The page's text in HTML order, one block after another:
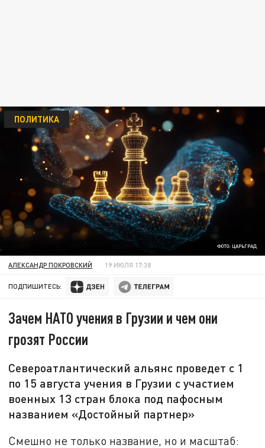
ФОТО: ЦАРЬГРАД
ПОЛИТИКА
АЛЕКСАНДР ПОКРОВСКИЙ 19 ИЮЛЯ 17:38
ПОДПИШИТЕСЬ:
Зачем НАТО учения в Грузии и чем они
грозят России
Североатлантический альянс проведет с 1
по 15 августа учения в Грузии с участием
военных 13 стран блока под пафосным
названием «Достойный партнер»
Смешно не только название, но и масштаб: